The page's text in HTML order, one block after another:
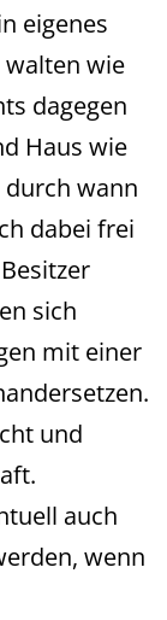
eigenes
walten wie
dagegen
Haus wie
wann
dabei frei
sich
mit einer
und
auch
wenn